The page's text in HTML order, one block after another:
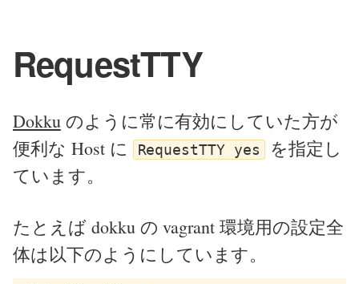
RequestTTY
Dokkuのように常に有効にしていた方が
便利な Host に
RequestTTY yes を指定し
ています。
たとえば dokku の vagrant 環境用の設定全
体は以下のようにしています。